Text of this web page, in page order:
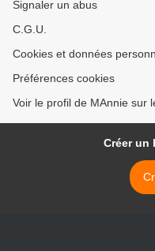
Signaler un abus
C.G.U.
Cookies et données
Préférences cookies
Voir le profil de MAnnie sur
Créer un